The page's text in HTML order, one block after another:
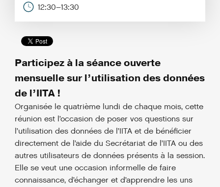
12:30–13:30
Participez à la séance ouverte
mensuelle sur l’utilisation des données
de l’IITA !
Organisée le quatrième lundi de chaque mois, cette
réunion est l’occasion de poser vos questions sur
l’utilisation des données de l’IITA et de bénéficier
directement de l’aide du Secrétariat de l’IITA ou des
autres utilisateurs de données présents à la session.
Elle se veut une occasion informelle de faire
connaissance, d’échanger et d’apprendre les uns